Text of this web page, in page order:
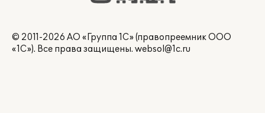
© 2011-2026 АО «Группа 1С» (правопреемник ООО
«1С»). Все права защищены. websol@1c.ru